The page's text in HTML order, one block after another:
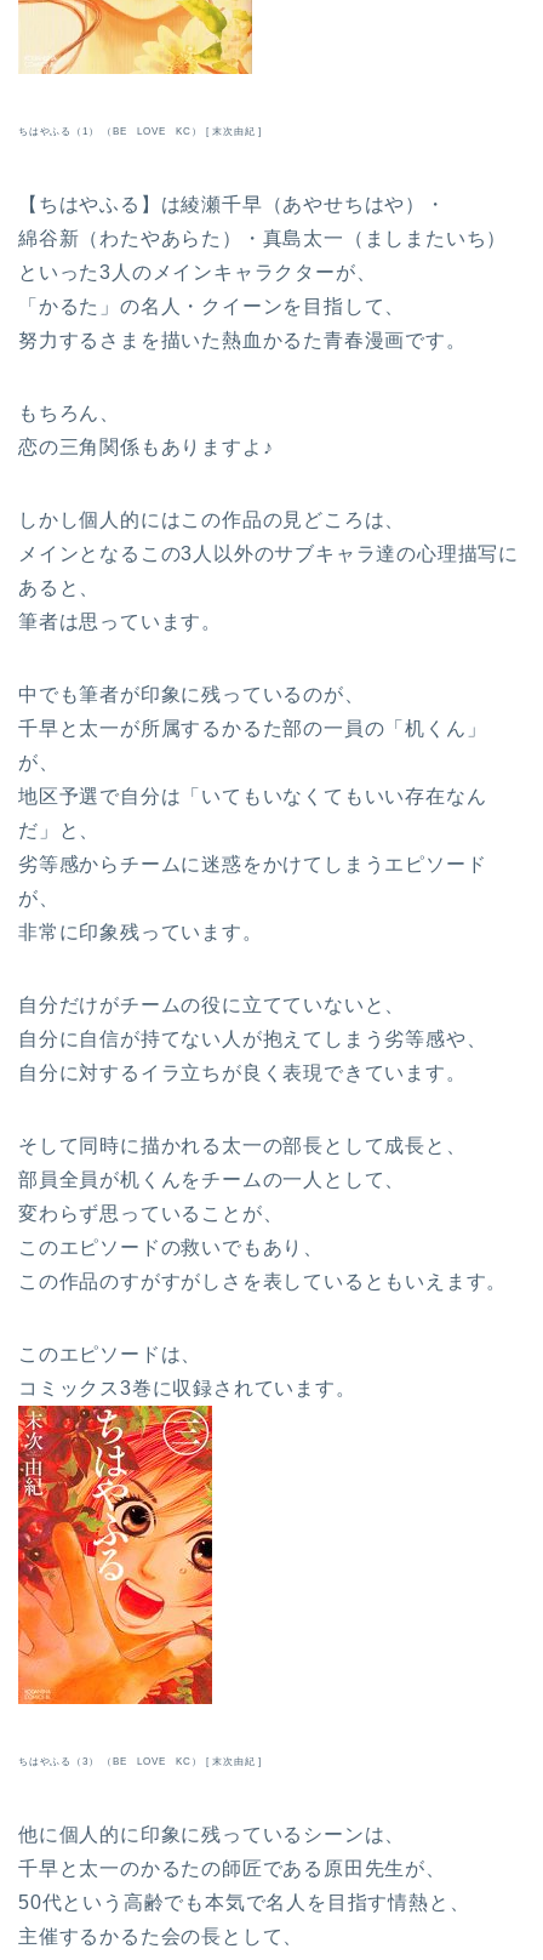
ちはやふる（1） （BE LOVE KC） [ 末次由紀 ]
【ちはやふる】は綾瀬千早（あやせちはや）・
綿谷新（わたやあらた）・真島太一（ましまたいち）
といった3人のメインキャラクターが、
「かるた」の名人・クイーンを目指して、
努力するさまを描いた熱血かるた青春漫画です。
もちろん、
恋の三角関係もありますよ♪
しかし個人的にはこの作品の見どころは、
メインとなるこの3人以外のサブキャラ達の心理描写に
あると、
筆者は思っています。
中でも筆者が印象に残っているのが、
千早と太一が所属するかるた部の一員の「机くん」
が、
地区予選で自分は「いてもいなくてもいい存在なん
だ」と、
劣等感からチームに迷惑をかけてしまうエピソード
が、
非常に印象残っています。
自分だけがチームの役に立てていないと、
自分に自信が持てない人が抱えてしまう劣等感や、
自分に対するイラ立ちが良く表現できています。
そして同時に描かれる太一の部長として成長と、
部員全員が机くんをチームの一人として、
変わらず思っていることが、
このエピソードの救いでもあり、
この作品のすがすがしさを表しているともいえます。
このエピソードは、
コミックス3巻に収録されています。
ちはやふる（3） （BE LOVE KC） [ 末次由紀 ]
他に個人的に印象に残っているシーンは、
千早と太一のかるたの師匠である原田先生が、
50代という高齢でも本気で名人を目指す情熱と、
主催するかるた会の長として、